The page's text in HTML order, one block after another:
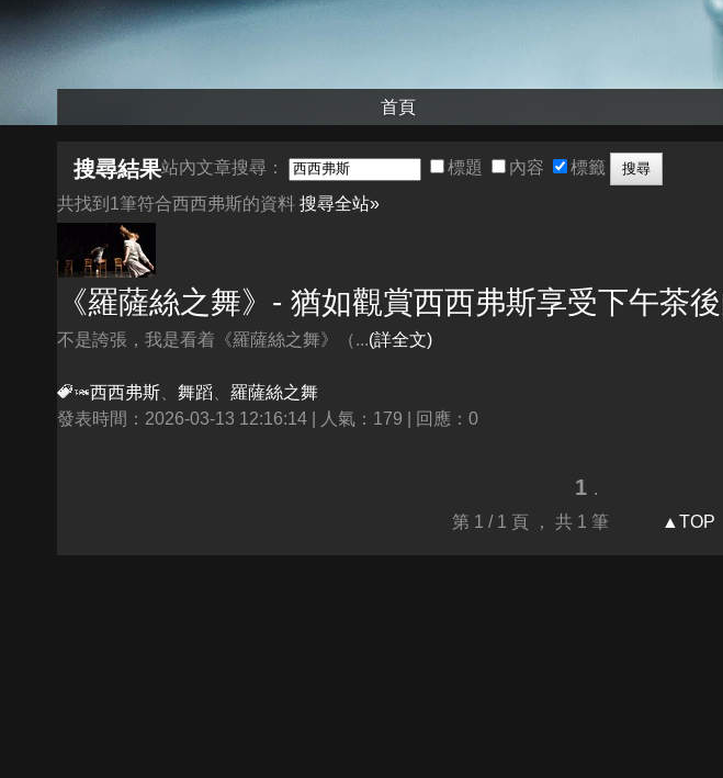
首頁
搜尋結果站內文章搜尋： 標題 內容
標籤
共找到1筆符合西西弗斯的資料 搜尋全站»
《羅薩絲之舞》- 猶如觀賞西西弗斯享受下午茶
不是誇張，我是看着《羅薩絲之舞》（...(詳全文)
西西弗斯 舞蹈
羅薩絲之舞
發表時間：2026-03-13 12:16:14 | 人氣：179 | 回應：0
1 .
第 1 / 1 頁 ， 共 1 筆
▲TOP